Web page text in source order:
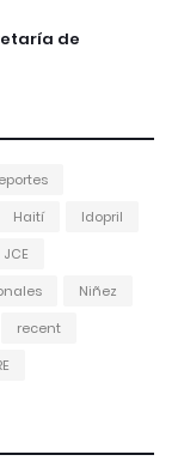
de
Haití
Idopril
JCE
Niñez
recent